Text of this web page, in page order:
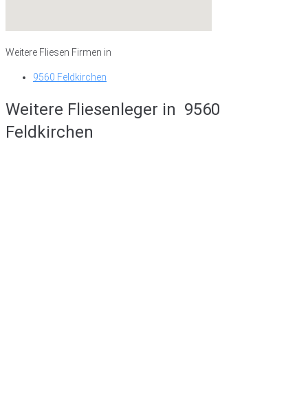
Weitere Fliesen Firmen in
9560 Feldkirchen
Weitere Fliesenleger in 9560
Feldkirchen